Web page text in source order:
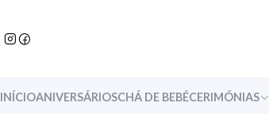
INÍCIOANIVERSÁRIOSCHÁ DE BEBÉCERIMÓNIAS